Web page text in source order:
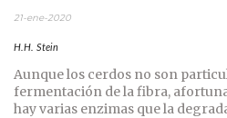
21-ene-2020
H.H. Stein
Aunque los cerdos no son
fermentación de la fibra,
hay varias enzimas que la